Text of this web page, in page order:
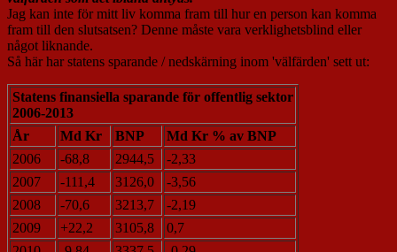
Jag kan inte för mitt liv komma fram till hur en person kan komma
fram till den slutsatsen? Denne måste vara verklighetsblind eller
något liknande.
Så här har statens sparande / nedskärning inom 'välfärden' sett ut:
Statens finansiella sparande för offentlig sektor
2006-2013
År
Md Kr BNP
Md Kr % av BNP
2006
-68,8 2944,5
-2,33
2007
-111,4 3126,0
-3,56
2008
-70,6 3213,7
-2,19
2009
+22,2 3105,8
0,7